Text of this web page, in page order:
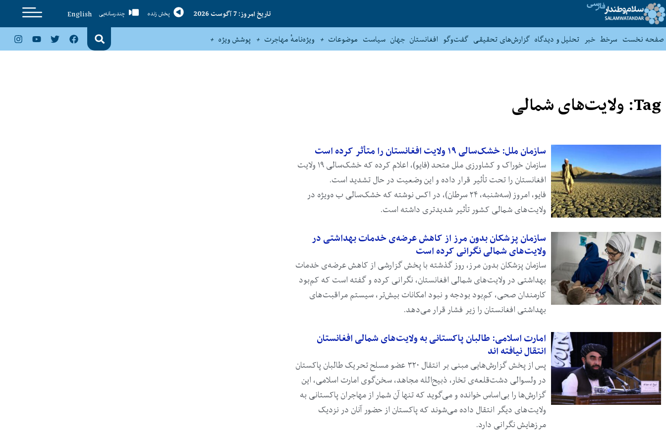
تاریخ امروز: 7 آگوست 2026 پخش زنده چندرسانه‌یی
English
صفحه نخست سرخط خبر تحلیل و دیدگاه گزارش‌های تحقیقی گفت‌وگو افغانستان جهان سیاست موضوعات ویژه‌نامهٔ مهاجرت پوشش ویژه
Tag: ولایت‌های شمالی
سازمان ملل: خشک‌سالی ۱۹ ولایت افغانستان را متأثر کرده است
سازمان خوراک و کشاورزی ملل متحد (فایو)، اعلام کرده که خشک‌سالی ۱۹ ولایت
افغانستان را تحت تأثیر قرار داده و این وضعیت در حال تشدید است.
فایو، امروز (سه‌شنبه، ۲۴ سرطان)، در اکس نوشته که خشک‌سالی ب ه‌ویژه در
ولایت‌های شمالی کشور تأثیر شدیدتری داشته است.
سازمان پزشکان بدون مرز از کاهش عرضه‌ی خدمات بهداشتی در
ولایت‌های شمالی نگرانی کرده است
سازمان پزشکان بدون مرز، روز گذشته با پخش گزارشی از کاهش عرضه‌ی خدمات
بهداشتی در ولایت‌های شمالی افغانستان، نگرانی کرده و گفته است که کم‌بود
کارمندان صحی، کم‌بود بودجه و نبود امکانات بیش‌تر، سیستم مراقبت‌های
بهداشتی افغانستان را زیر فشار قرار می‌دهد.
امارت اسلامی: طالبان پاکستانی به ولایت‌های شمالی افغانستان
انتقال نیافته اند
پس از پخش گزارش‌هایی مبنی بر انتقال ۳۲۰ عضو مسلح تحریک طالبان پاکستان
در ولسوالی دشت‌قلعه‌ی تخار، ذبیح‌الله مجاهد، سخن‌گوی امارت اسلامی، این
گزارش‌ها را بی‌اساس خوانده و می‌گوید که تنها آن شمار از مهاجران پاکستانی به
ولایت‌های دیگر انتقال داده می‌شوند که پاکستان از حضور آنان در نزدیک
مرزهایش نگرانی دارد.